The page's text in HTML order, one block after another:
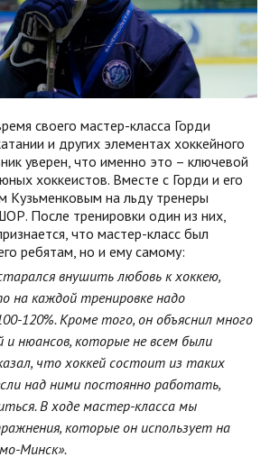
своего мастер-класса Горди
и других элементах хоккейного
уверен, что именно это – ключевой
хоккеистов. Вместе с Горди и его
на льду тренеры
После тренировки один из них,
что мастер-класс был
ребятам, но и ему самому:
внушить любовь к хоккею,
на каждой тренировке надо
120%. Кроме того, он объяснил много
и нюансов, которые не всем были
что хоккей состоит из таких
над ними постоянно работать,
В ходе мастер-класса мы
которые он использует на
Минск».